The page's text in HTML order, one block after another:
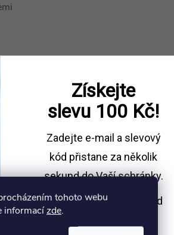
tohoto webu
informacízde.
Získejte
slevu 100 Kč!
Zadejte e-mail a slevový
kód přistane za několik
sekund do Vaší schránky.
Sleva platí při nákupu
nad